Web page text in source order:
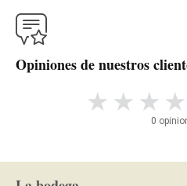
Opiniones de nuestros
0